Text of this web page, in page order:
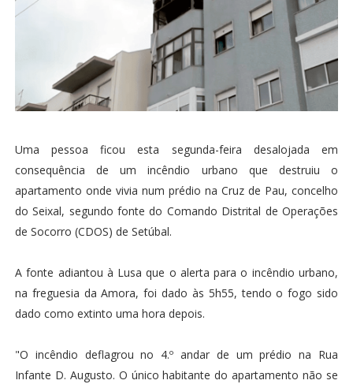
Uma pessoa ficou esta segunda-feira desalojada em
consequência de um incêndio urbano que destruiu o
apartamento onde vivia num prédio na Cruz de Pau, concelho
do Seixal, segundo fonte do Comando Distrital de Operações
de Socorro (CDOS) de Setúbal.
A fonte adiantou à Lusa que o alerta para o incêndio urbano,
na freguesia da Amora, foi dado às 5h55, tendo o fogo sido
dado como extinto uma hora depois.
"O incêndio deflagrou no 4.º andar de um prédio na Rua
Infante D. Augusto. O único habitante do apartamento não se